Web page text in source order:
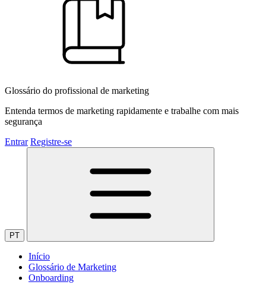
Glossário do profissional de marketing
Entenda termos de marketing rapidamente e trabalhe com mais
segurança
Entrar Registre-se
PT
Início
Glossário de Marketing
Onboarding